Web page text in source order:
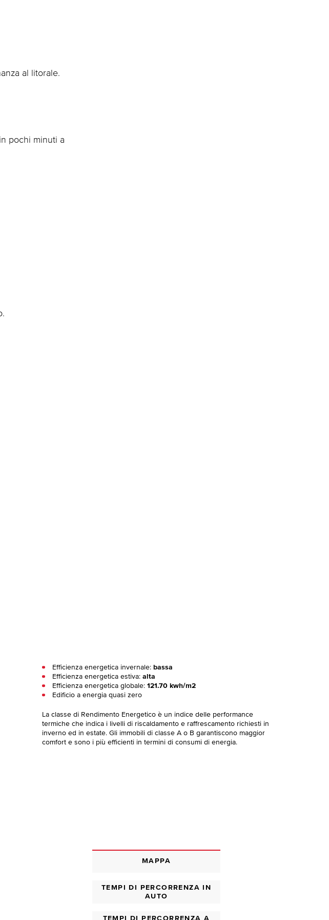
al litorale.
pochi minuti a
Efficienza energetica invernale: bassa
Efficienza energetica estiva:alta
Efficienza energetica globale:121.70 kwh/m2
Edificio a energia quasi zero
La classe di Rendimento Energetico è un indice delle performance
termiche che indica i livelli di riscaldamento e raffrescamento richiesti in
inverno ed in estate. Gli immobili di classe A o B garantiscono maggior
comfort e sono i più efficienti in termini di consumi di energia.
MAPPA
TEMPI DI PERCORRENZA IN
AUTO
TEMPI DI PERCORRENZA A